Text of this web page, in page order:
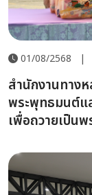
01/08/2568 |
สำนักงานทาง
พระพุทธมนต์แ
เพื่อถวายเป็นพ